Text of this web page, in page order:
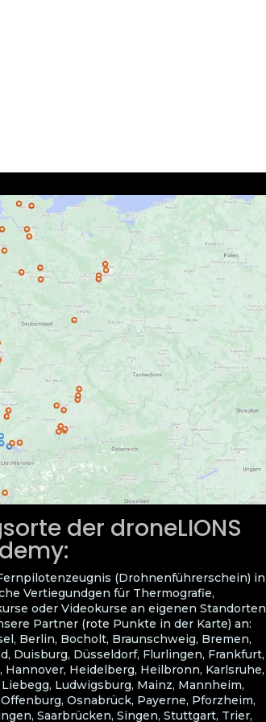
der droneLIONS
(Drohnenführerschein) in
Vertiegundgen für Thermografie,
oder Videokurse an eigenen Standorten
Partner (rote Punkte in der Karte) an:
Berlin, Bocholt, Braunschweig, Bremen,
Duisburg, Düsseldorf, Flurlingen, Frankfurt,
Hannover, Heidelberg, Heilbronn, Karlsruhe,
Ludwigsburg, Mainz, Mannheim,
Osnabrück, Payerne, Pforzheim,
Saarbrücken, Singen, Stuttgart, Trier,